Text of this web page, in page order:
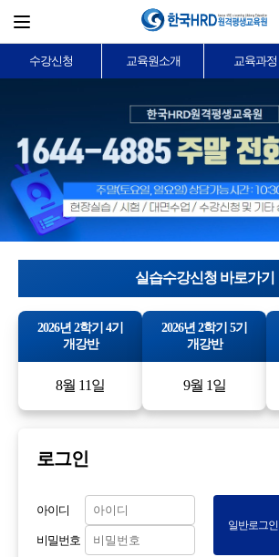
수강신청 교육원소개 교육과정
실습수강신청 바로가기
2026년 2학기 4기
개강반
8월 11일
2026년 2학기 5기
개강반
9월 1일
로그인
아이디
비밀번호
일반로그인